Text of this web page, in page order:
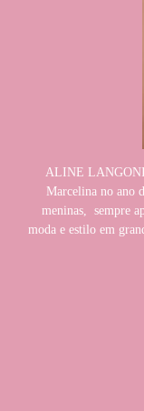
ALINE LANGONI
Marcelina no ano
meninas, sempre
moda e estilo em